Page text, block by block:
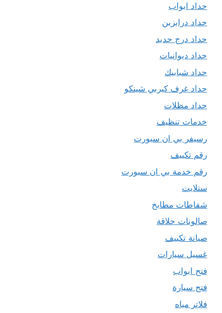
حداد ابواب
حداد درابزين
حداد درج حديد
حداد ديوانيات
حداد شبابيك
حداد غرف كيربي شينكو
حداد مظلات
خدمات تنظيف
رسيفر بي ان سبورت
رقم تكييف
رقم خدمة بي ان سبورت
ستلايت
شفاطات مطابخ
صالونات حلاقة
صيانة تكييف
غسيل سيارات
فتح ابواب
فتح سيارة
فلاتر مياه